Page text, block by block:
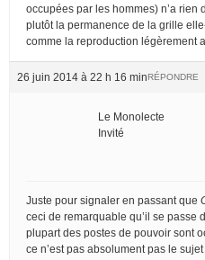
occupées par les hommes) n’a rien
plutôt la permanence de la grille
comme la reproduction légèrement
26 juin 2014 à 22 h 16 minRÉPONDRE
Le Monolecte
Invité
Juste pour signaler en passant que
ceci de remarquable qu’il se passe
plupart des postes de pouvoir sont
ce n’est pas absolument pas le